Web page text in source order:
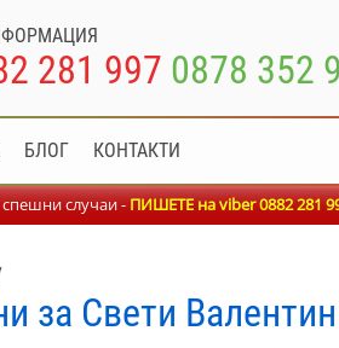
281 997 0878 352
БЛОГ КОНТАКТИ
случаи -ПИШЕТЕ на viber 0882 281
за Свети Валентин